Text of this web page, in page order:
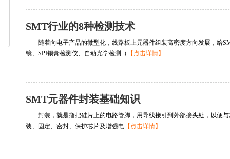
SMT行业的8种检测技术
随着向电子产品的微型化，线路板上元器件组装高密度方向发展，给
镜、SPI锡膏检测仪、自动光学检测（
【点击详情】
SMT元器件封装基础知识
封装，就是指把硅片上的电路管脚，用导线接引到外部接头处，以便
装、固定、密封、保护芯片及增强电 【点击详情】